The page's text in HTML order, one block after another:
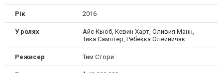
Рік 2016
У ролях
Айс Кьюб, Кевин Харт, Оливия Манн,
Тика Самптер, Ребекка Олейничак
Режисер Тим Стори